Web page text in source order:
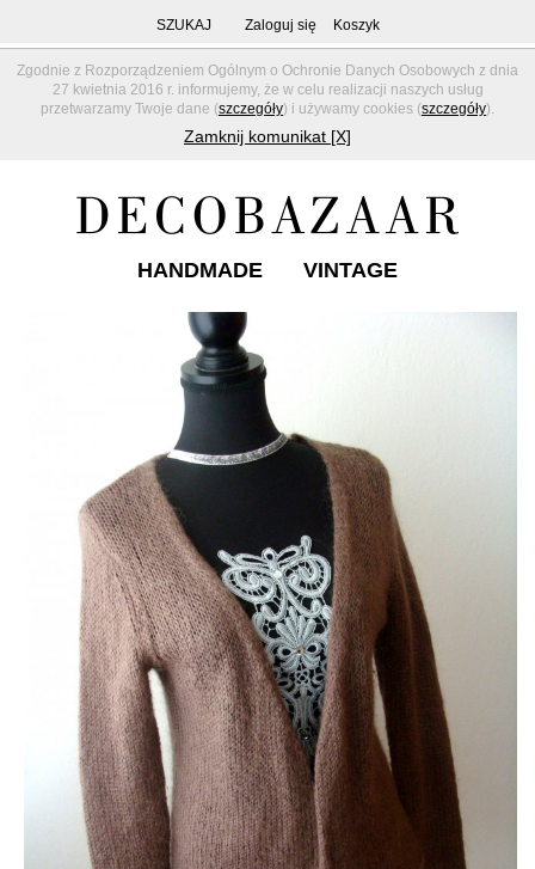
Zgodnie z Rozporządzeniem Ogólnym o Ochronie Danych Osobowych z dnia
27 kwietnia 2016 r. informujemy, że w celu realizacji naszych usług
przetwarzamy Twoje dane (szczegóły) i używamy cookies (szczegóły).
Zamknij komunikat [X]
SZUKAJ Zaloguj się Koszyk
HANDMADE VINTAGE